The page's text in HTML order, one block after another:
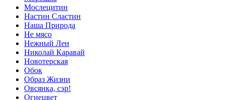
Мослецитин
Настин Сластин
Наша Природа
Не мясо
Нежный Лен
Николай Каравай
Новотерская
Обок
Образ Жизни
Овсянка, сэр!
Огнецвет